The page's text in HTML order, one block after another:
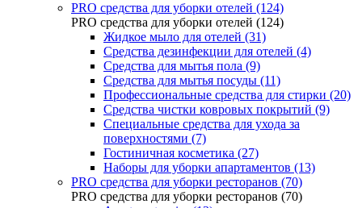
PRO средства для уборки отелей (124)
PRO средства для уборки отелей (124)
Жидкое мыло для отелей (31)
Средства дезинфекции для отелей (4)
Средства для мытья пола (9)
Средства для мытья посуды (11)
Профессиональные средства для стирки (20)
Средства чистки ковровых покрытий (9)
Специальные средства для ухода за
поверхностями (7)
Гостиничная косметика (27)
Наборы для уборки апартаментов (13)
PRO средства для уборки ресторанов (70)
PRO средства для уборки ресторанов (70)